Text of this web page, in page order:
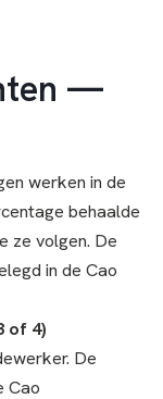
—
werken in de
behaalde
ze volgen. De
in de Cao
of 4)
De
Cao